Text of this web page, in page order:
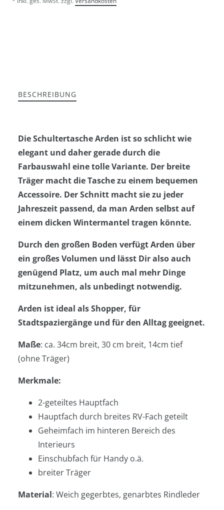
BESCHREIBUNG
Die Schultertasche Arden ist so schlicht wie
elegant und daher gerade durch die
Farbauswahl eine tolle Variante. Der breite
Träger macht die Tasche zu einem bequemen
Accessoire. Der Schnitt macht sie zu jeder
Jahreszeit passend, da man Arden selbst auf
einem dicken Wintermantel tragen könnte.
Durch den großen Boden verfügt Arden über
ein großes Volumen und lässt Dir also auch
genügend Platz, um auch mal mehr Dinge
mitzunehmen, als unbedingt notwendig.
Arden ist ideal als Shopper, für
Stadtspaziergänge und für den Alltag geeignet.
Maße: ca. 34cm breit, 30 cm breit, 14cm tief
(ohne Träger)
Merkmale:
2-geteiltes Hauptfach
Hauptfach durch breites RV-Fach geteilt
Geheimfach im hinteren Bereich des
Interieurs
Einschubfach für Handy o.ä.
breiter Träger
Material: Weich gegerbtes, genarbtes Rindleder